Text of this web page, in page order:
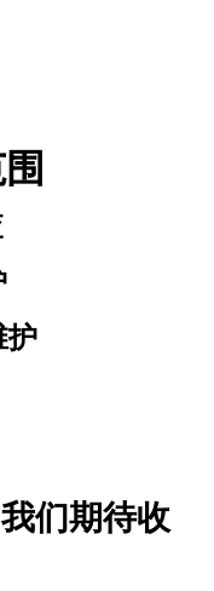
工艺流程
护
们期待收